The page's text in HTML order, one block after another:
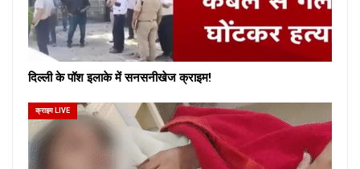
दिल्ली के पॉश इलाके में सनसनीखेज क्राइम!
क्राइम LIVE